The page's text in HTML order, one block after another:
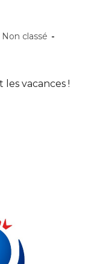
Non classé
les vacances !